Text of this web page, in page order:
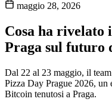
maggio 28, 2026
Cosa ha rivelato
Praga sul futuro
Dal 22 al 23 maggio, il
Pizza Day Prague 2026, un
Bitcoin tenutosi a Praga.